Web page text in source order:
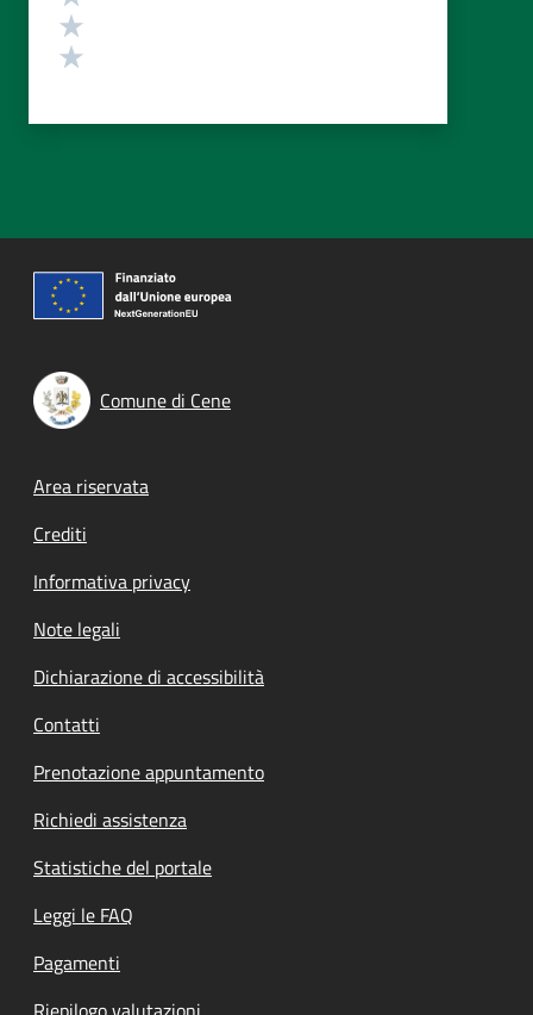
Comune di Cene
Footer menu
Area riservata
Crediti
Informativa privacy
Note legali
Dichiarazione di accessibilità
Contatti
Prenotazione appuntamento
Richiedi assistenza
Statistiche del portale
Leggi le FAQ
Pagamenti